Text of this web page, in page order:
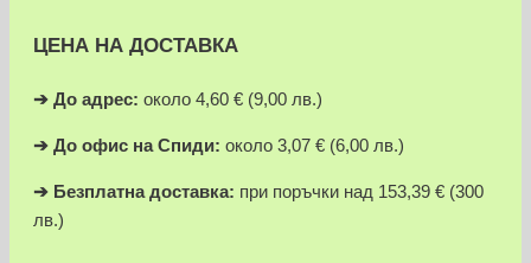
ЦЕНА НА ДОСТАВКА
➔ До адрес: около 4,60 € (9,00 лв.)
➔ До офис на Спиди: около 3,07 € (6,00 лв.)
➔ Безплатна доставка: при поръчки над 153,39 € (300
лв.)